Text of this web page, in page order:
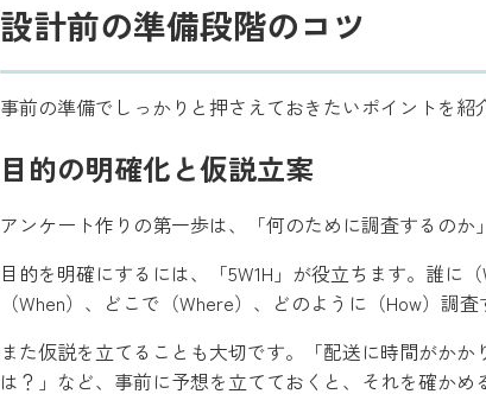
設計前の準備段階のコツ
事前の準備でしっかりと押さえておきたいポイントを紹
目的の明確化と仮説立案
アンケート作りの第一歩は、「何のために調査するのか
目的を明確にするには、「5W1H」が役立ちます。誰に
（When）、どこで（Where）、どのように（How）調
また仮説を立てることも大切です。「配送に時間がか
は？」など、事前に予想を立てておくと、それを確かめ